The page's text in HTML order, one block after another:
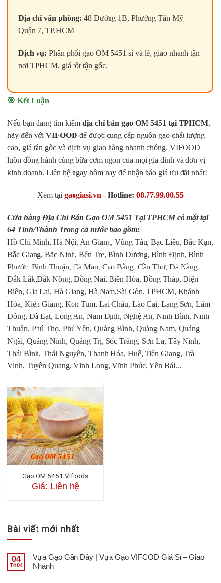
Địa chỉ văn phòng: 48 Đường 1B, Phường Tân Mỹ,
Quận 7, TP.HCM
Dịch vụ: Phân phối gạo OM 5451 sỉ và lẻ, giao nhanh tận
nơi TPHCM, giá tốt tận gốc.
🎯 Kết Luận
Nếu bạn đang tìm kiếm địa chỉ bán gạo OM 5451 tại TPHCM,
hãy đến với VIFOOD để được cung cấp nguồn gạo chất lượng
cao, giá tận gốc và dịch vụ giao hàng nhanh chóng. VIFOOD
luôn đồng hành cùng bữa cơm ngon của mọi gia đình và đơn vị
kinh doanh. Liên hệ ngay hôm nay để nhận báo giá ưu đãi nhất!
Xem tại gaogiasi.vn - Hotline: 08.77.99.00.55
Cửa hàng Địa Chỉ Bán Gạo OM 5451 Tại TPHCM có mặt tại
64 Tỉnh/Thành Trong cả nước bao gồm:
Hồ Chí Minh, Hà Nội, An Giang, Vũng Tàu, Bạc Liêu, Bắc Kạn,
Bắc Giang, Bắc Ninh, Bến Tre, Bình Dương, Bình Định, Bình
Phước, Bình Thuận, Cà Mau, Cao Bằng, Cần Thơ, Đà Nẵng,
Đắk Lắk,Đắk Nông, Đồng Nai, Biên Hòa, Đồng Tháp, Điện
Biên, Gia Lai, Hà Giang, Hà Nam,Sài Gòn, TPHCM, Khánh
Hòa, Kiên Giang, Kon Tum, Lai Châu, Lào Cai, Lạng Sơn, Lâm
Đồng, Đà Lạt, Long An, Nam Định, Nghệ An, Ninh Bình, Ninh
Thuận, Phú Thọ, Phú Yên, Quảng Bình, Quảng Nam, Quảng
Ngãi, Quảng Ninh, Quảng Trị, Sóc Trăng, Sơn La, Tây Ninh,
Thái Bình, Thái Nguyên, Thanh Hóa, Huế, Tiền Giang, Trà
Vinh, Tuyên Quang, Vĩnh Long, Vĩnh Phúc, Yên Bái...
Gạo OM 5451 Vifoods
Giá: Liên hệ
Bài viết mới nhất
04
Th04
Vựa Gạo Gần Đây | Vựa Gạo VIFOOD Giá Sỉ – Giao
Nhanh